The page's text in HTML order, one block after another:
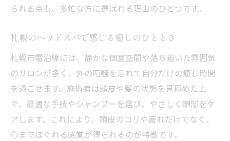
られる点も、多忙な方に選ばれる理由のひとつです。
札幌のヘッドスパで感じる癒しのひととき
札幌市電沿線には、静かな個室空間や落ち着いた雰囲気
のサロンが多く、外の喧騒を忘れて自分だけの癒し時間
を過ごせます。施術者は頭皮や髪の状態を見極めた上
で、最適な手技やシャンプーを選び、やさしく頭部をケ
アします。これにより、頭皮のコリや疲れだけでなく、
心までほぐれる感覚が得られるのが特徴です。